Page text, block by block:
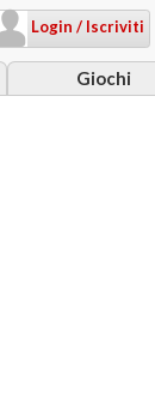
Login / Iscriviti
Giochi